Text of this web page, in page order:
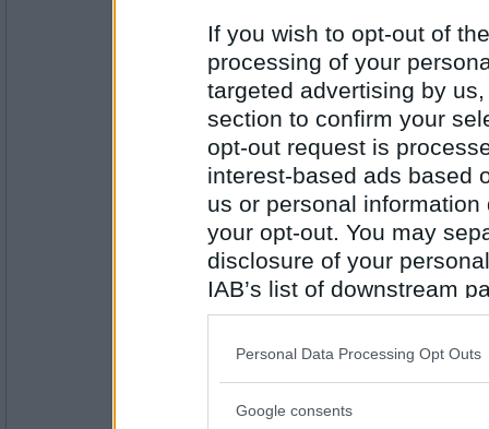
If you wish to opt-out of
processing of your
targeted advertising by
section to confirm your
opt-out request is
interest-based ads based
us or personal
your opt-out. You may
disclosure of your
IAB’s list of downstream
also be disclosed by us
Downstream Participants
Please note that this
Personal Data Processing Opt Outs
Google consents
Antal inlägg: 465
Välkomna!
falkann
1718
Sötböter på vv 16.16 OMG :))
vackravera
Antal inlägg: 465
RESULTAT på AFTERNOON
start 16.16